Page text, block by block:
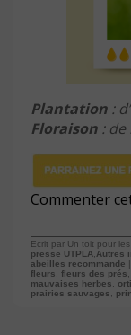
Plantation :
Floraison :
Commenter
Ecrit par Un toit pour
presse UTPLA Autres
abeilles recommande
fleurs
fleurs des prés
mauvaises herbes
prairies sauvages